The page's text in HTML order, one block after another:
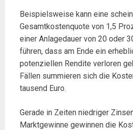
Beispielsweise kann eine
Gesamtkostenquote von 1,5
einer Anlagedauer von 20 oder
führen, dass am Ende ein
potenziellen Rendite verloren
Fällen summieren sich die
tausend Euro.
Gerade in Zeiten niedriger
Marktgewinne gewinnen die